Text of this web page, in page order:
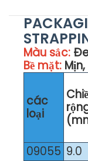
Màu sắc:
Bề mặt:
các
loại
09055 9.0